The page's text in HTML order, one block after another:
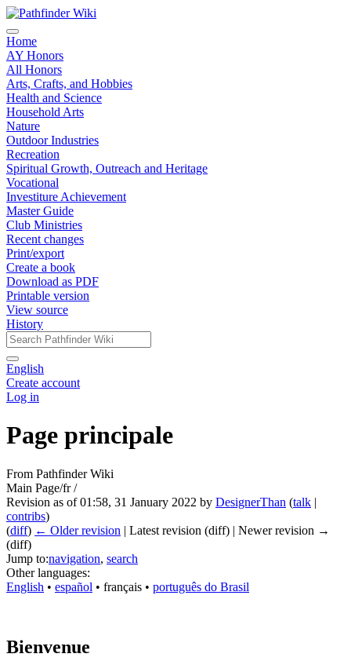
Home
AY Honors
All Honors
Arts, Crafts, and Hobbies
Health and Science
Household Arts
Nature
Outdoor Industries
Recreation
Spiritual Growth, Outreach and Heritage
Vocational
Investiture Achievement
Master Guide
Club Ministries
Recent changes
Print/export
Create a book
Download as PDF
Printable version
View source
History
English
Create account
Log in
Page principale
From Pathfinder Wiki
Main Page/fr /
Revision as of 01:58, 31 January 2022 by DesignerThan (talk |
contribs)
(diff) ← Older revision | Latest revision (diff) | Newer revision →
(diff)
Jump to:navigation, search
Other languages:
English • ‎ español • ‎ français • ‎ português do Brasil
Bienvenue